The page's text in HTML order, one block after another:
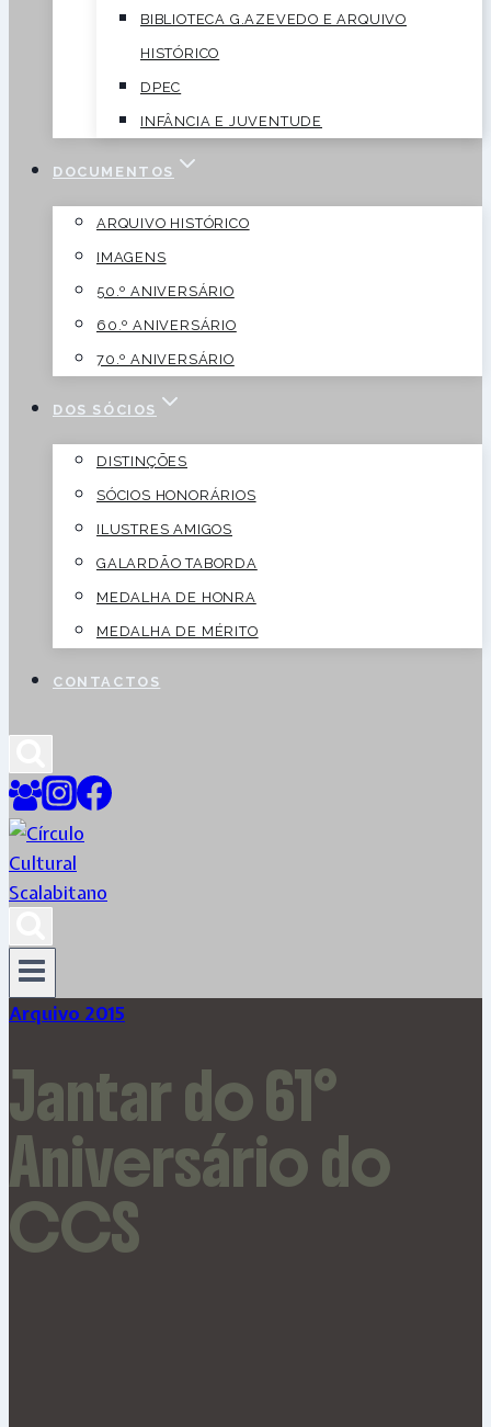
BIBLIOTECA G.AZEVEDO E ARQUIVO
HISTÓRICO
DPEC
INFÂNCIA E JUVENTUDE
DOCUMENTOS
ARQUIVO HISTÓRICO
IMAGENS
50.º ANIVERSÁRIO
60.º ANIVERSÁRIO
70.º ANIVERSÁRIO
DOS SÓCIOS
DISTINÇÕES
SÓCIOS HONORÁRIOS
ILUSTRES AMIGOS
GALARDÃO TABORDA
MEDALHA DE HONRA
MEDALHA DE MÉRITO
CONTACTOS
Arquivo 2015
Jantar do 61º
Aniversário do
CCS